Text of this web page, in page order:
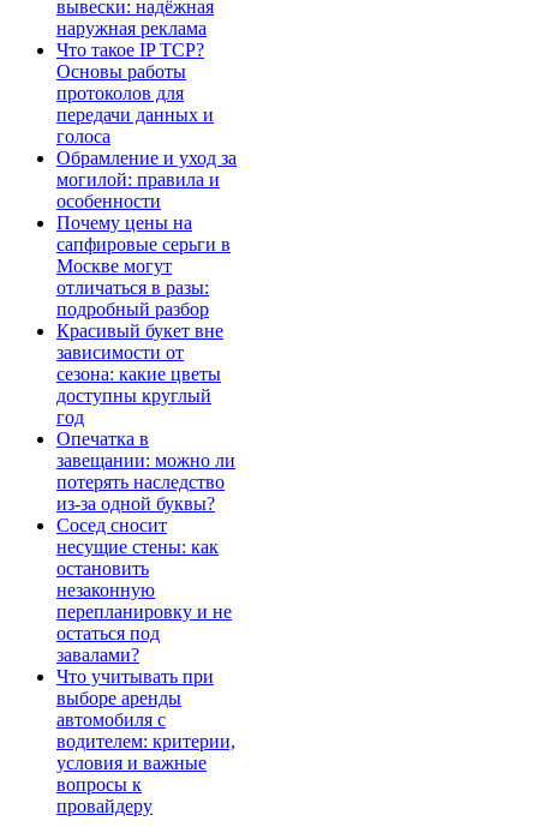
вывески: надёжная
наружная реклама
Что такое IP TCP?
Основы работы
протоколов для
передачи данных и
голоса
Обрамление и уход за
могилой: правила и
особенности
Почему цены на
сапфировые серьги в
Москве могут
отличаться в разы:
подробный разбор
Красивый букет вне
зависимости от
сезона: какие цветы
доступны круглый
год
Опечатка в
завещании: можно ли
потерять наследство
из-за одной буквы?
Сосед сносит
несущие стены: как
остановить
незаконную
перепланировку и не
остаться под
завалами?
Что учитывать при
выборе аренды
автомобиля с
водителем: критерии,
условия и важные
вопросы к
провайдеру